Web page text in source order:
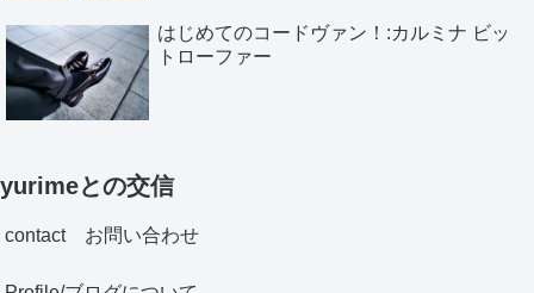
はじめてのコードヴァン！:カルミナ ビッ
トローファー
yurimeとの交信
contact お問い合わせ